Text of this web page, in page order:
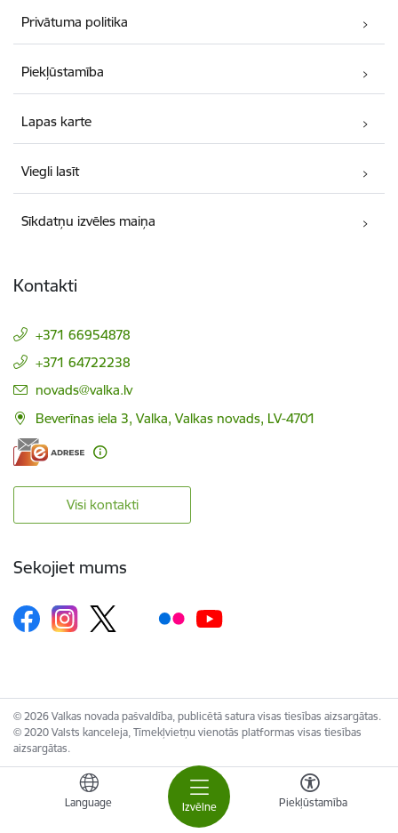
Izvēlne
Language Piekļūstamība
Privātuma politika
Piekļūstamība
Lapas karte
Viegli lasīt
Sīkdatņu izvēles maiņa
Kontakti
+371 66954878
+371 64722238
E-pasts:
novads@valka.lv
Beverīnas iela 3, Valka, Valkas novads, LV-4701
Visi kontakti
Sekojiet mums
© 2026 Valkas novada pašvaldība, publicētā satura visas tiesības aizsargātas.
© 2020 Valsts kanceleja, Tīmekļvietņu vienotās platformas visas tiesības
aizsargātas.